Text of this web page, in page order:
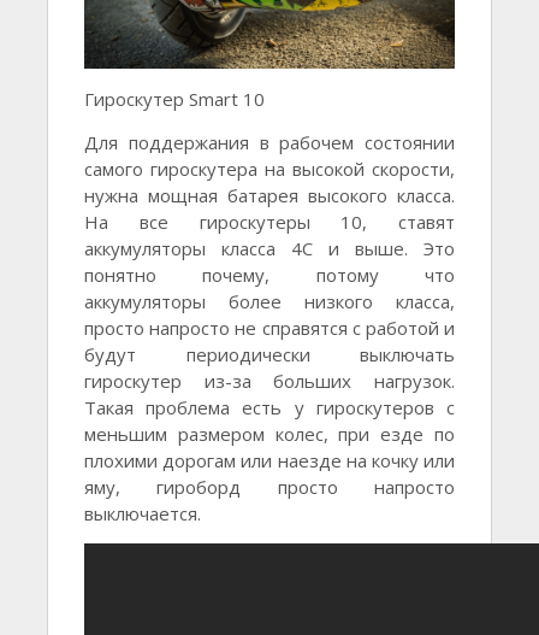
Гироскутер Smart 10
Для поддержания в рабочем состоянии
самого гироскутера на высокой скорости,
нужна мощная батарея высокого класса.
На все гироскутеры 10, ставят
аккумуляторы класса 4С и выше. Это
понятно почему, потому что
аккумуляторы более низкого класса,
просто напросто не справятся с работой и
будут периодически выключать
гироскутер из-за больших нагрузок.
Такая проблема есть у гироскутеров с
меньшим размером колес, при езде по
плохими дорогам или наезде на кочку или
яму, гироборд просто напросто
выключается.